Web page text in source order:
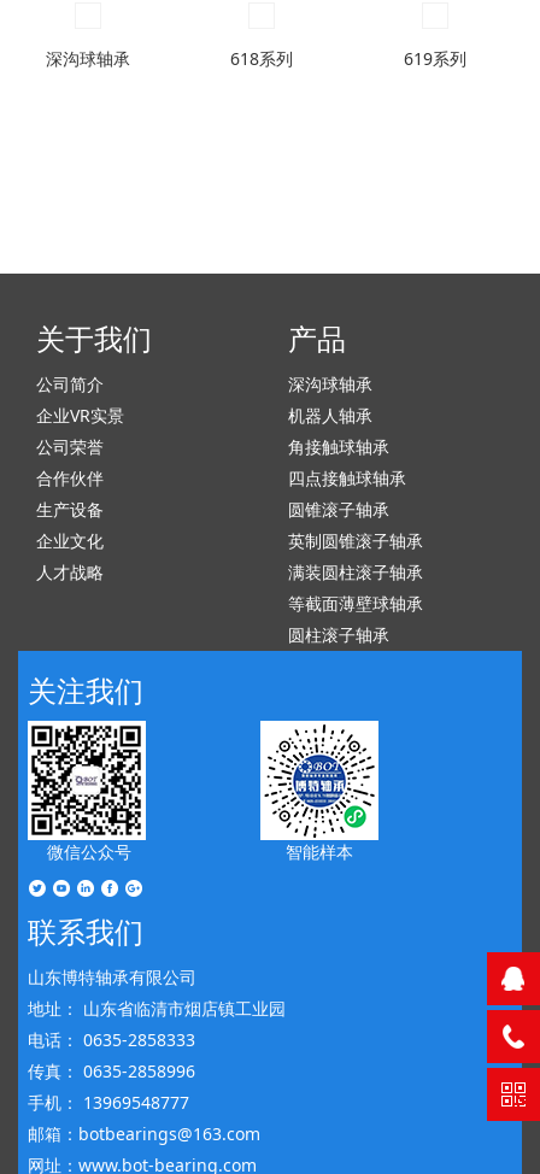
深沟球轴承 618系列 619系列
关于我们
公司简介
企业VR实景
公司荣誉
合作伙伴
生产设备
企业文化
人才战略
产品
深沟球轴承
机器人轴承
角接触球轴承
四点接触球轴承
圆锥滚子轴承
英制圆锥滚子轴承
满装圆柱滚子轴承
等截面薄壁球轴承
圆柱滚子轴承
关注我们
微信公众号 智能样本
联系我们
山东博特轴承有限公司
地址： 山东省临清市烟店镇工业园
电话： 0635-2858333
传真： 0635-2858996
手机： 13969548777
邮箱：botbearings@163.com
网址：www.bot-bearing.com